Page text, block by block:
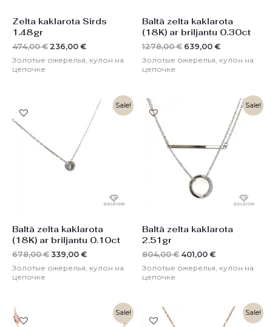
Zelta kaklarota Sirds
1.48gr
474,00€ 236,00 €
Золотые ожерелья, кулон на
цепочке
Baltā zelta kaklarota
(18K) ar briljantu 0.30ct
1278,00€ 639,00 €
Золотые ожерелья, кулон на
цепочке
Sale!
Baltā zelta kaklarota
(18K) ar briljantu 0.10ct
678,00€
Первоначальная
составляла
678,00 €.
339,00 €
Текущая
цена:
339,00 €.
Золотые ожерелья, кулон на
цепочке
Sale!
Baltā zelta kaklarota
2.51gr
804,00€
Первоначальная
401,00 €
Текущая
цена:
401,00 €.
Золотые ожерелья, кулон на
цепочке
Sale!
Первоначальная
Текущая
Sale!
Первоначальная
Текущая
цена: